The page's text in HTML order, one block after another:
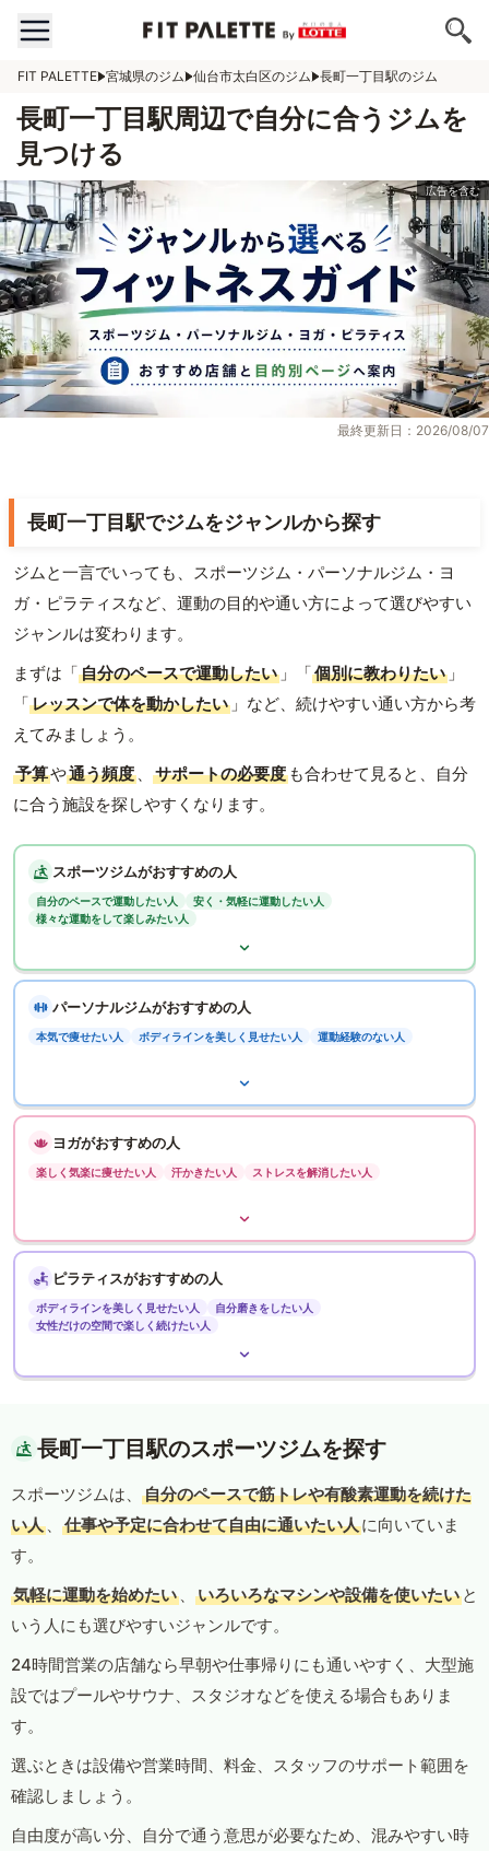
FIT PALETTE 宮城県のジム 仙台市太白区のジム 長町一丁目駅のジム
長町一丁目駅周辺で自分に合うジムを
見つける
最終更新日：2026/08/07
長町一丁目駅でジムをジャンルから探す
ジムと一言でいっても、スポーツジム・パーソナルジム・ヨ
ガ・ピラティスなど、運動の目的や通い方によって選びやすい
ジャンルは変わります。
まずは「自分のペースで運動したい 」「個別に教わりたい 」
「レッスンで体を動かしたい 」など、続けやすい通い方から考
えてみましょう。
予算や通う頻度 、 サポートの必要度 も合わせて見ると、自分
に合う施設を探しやすくなります。
スポーツジムがおすすめの人
自分のペースで運動したい人
安く・気軽に運動したい人
様々な運動をして楽しみたい人
パーソナルジムがおすすめの人
本気で痩せたい人 ボディラインを美しく見せたい人 運動経験のない人
ヨガがおすすめの人
楽しく気楽に痩せたい人 汗かきたい人 ストレスを解消したい人
ピラティスがおすすめの人
ボディラインを美しく見せたい人
自分磨きをしたい人
女性だけの空間で楽しく続けたい人
長町一丁目駅のスポーツジムを探す
スポーツジムは、
自分のペースで筋トレや有酸素運動を続けた
い人 、 仕事や予定に合わせて自由に通いたい人に向いていま
す。
気軽に運動を始めたい 、 いろいろなマシンや設備を使いたい と
いう人にも選びやすいジャンルです。
24時間営業の店舗なら早朝や仕事帰りにも通いやすく、大型施
設ではプールやサウナ、スタジオなどを使える場合もありま
す。
選ぶときは設備や営業時間、料金、スタッフのサポート範囲を
確認しましょう。
自由度が高い分、自分で通う意思が必要なため、混みやすい時